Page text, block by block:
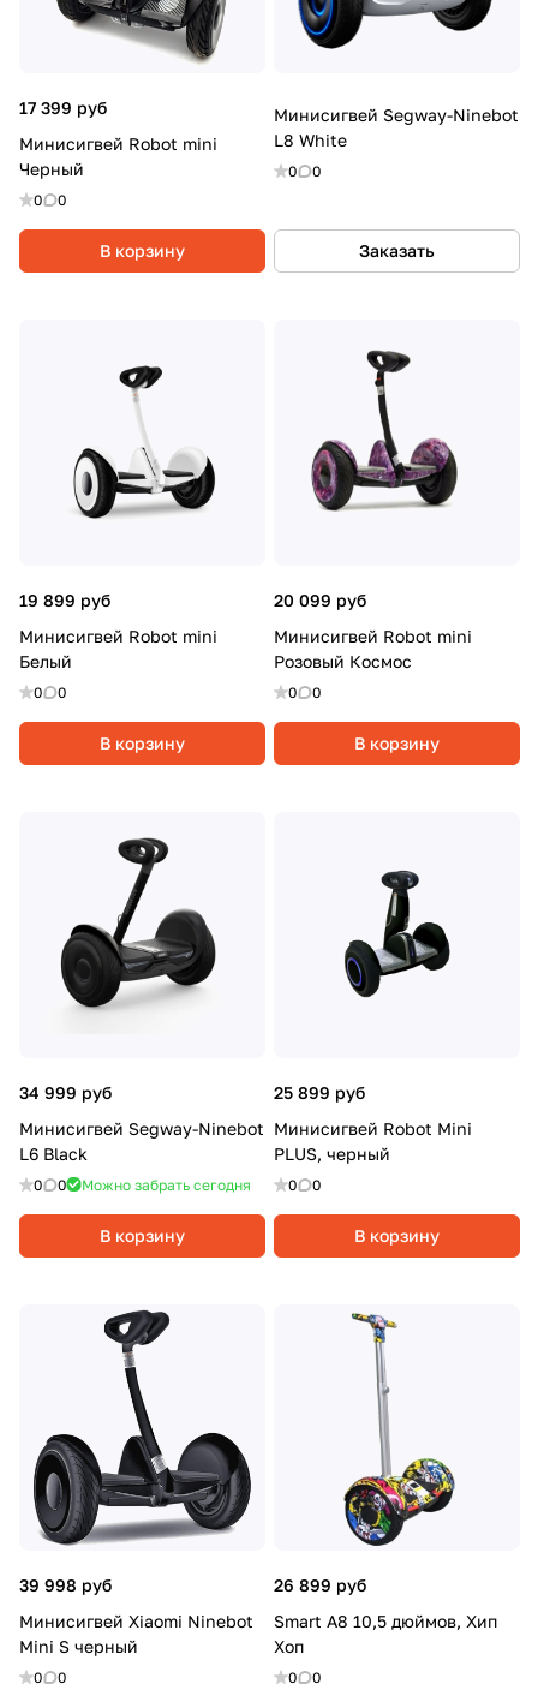
17 399 руб
Минисигвей Robot mini
Черный
0 0
В корзину
Минисигвей Segway-Ninebot
L8 White
0 0
Заказать
19 899 руб
Минисигвей Robot mini
Белый
0 0
В корзину
20 099 руб
Минисигвей Robot mini
Розовый Космос
0 0
В корзину
34 999 руб
Минисигвей Segway-Ninebot
L6 Black
0 0 Можно забрать сегодня
В корзину
25 899 руб
Минисигвей Robot Mini
PLUS, черный
0 0
В корзину
39 998 руб
Минисигвей Xiaomi Ninebot
Mini S черный
0 0
26 899 руб
Smart A8 10,5 дюймов, Хип
Хоп
0 0